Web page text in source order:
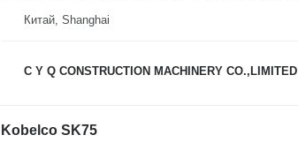
Китай, Shanghai
C Y Q CONSTRUCTION MACHINERY CO.,LIMITED
Kobelco SK75